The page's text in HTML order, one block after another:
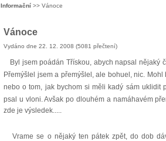
Informační >> Vánoce
Vánoce
Vydáno dne 22. 12. 2008 (5081 přečtení)
Byl jsem poádán Třískou, abych napsal nějaký
Přemýšlel jsem a přemýšlel, ale bohuel, nic.
nebo o tom, jak bychom si měli kadý sám uklidit
psal u vloni. Avšak po dlouhém a namáhavém
zde je výsledek.....
Vrame se o nějaký ten pátek zpět, do dob